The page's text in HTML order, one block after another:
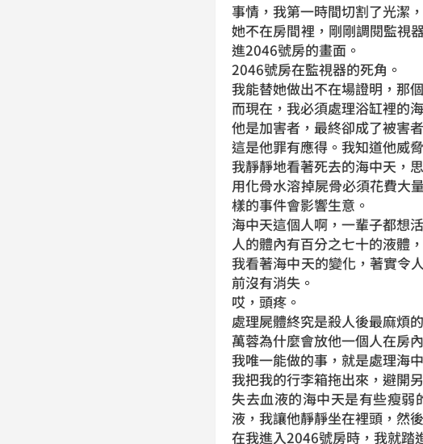
事情，我第一時間切割了光潔
她不在房間裡，剛剛調閱監視
進2046號房的畫面。
2046號房在監視器的死角。
我能替她做出不在場證明，那
而現在，我必須處理浴缸裡的
他是加害者，最終卻成了被害
這是他罪有應得。我知道他威
我靜靜地看著死去的海中天，
用化骨水溶掉屍骨必須花費大
樣的事件會影響生意。
海中天這個人啊，一輩子都想
人的體內有百分之七十的液體
我看著海中天的變化，著實令
前沒有消失。
哎，頭疼。
處理屍體終究是殺人後最麻煩
萬蓉為什麼會放他一個人在房
我唯一能做的事，就是處理海
我把我的行李箱拖出來，避開
失去血液的海中天是有些瘦
液，我讓他靜靜坐在裡頭，然
在我進入2046號房時，我就踏